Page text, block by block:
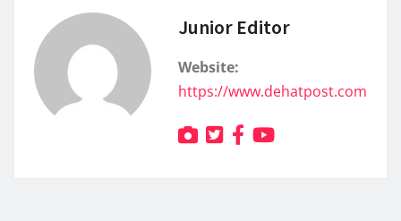
Junior Editor
Website:
https://www.dehatpost.com